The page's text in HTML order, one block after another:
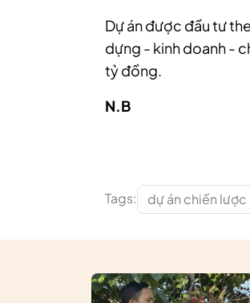
Dự án được đầu tư
dựng - kinh doanh -
tỷ đồng.
N.B
Tags: dự án chiến lược